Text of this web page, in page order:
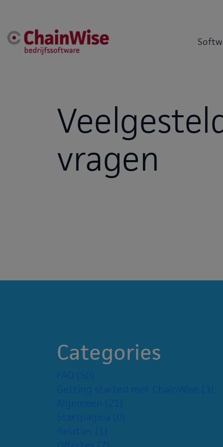
vragen
Categories
FAQ (50)
Getting started met ChainWise (3)
Algemeen (21)
Startpagina (0)
Relaties (1)